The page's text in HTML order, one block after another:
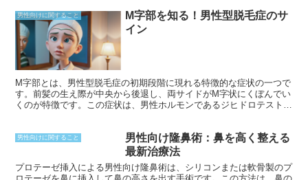
ャルは、年齢を重ねた肌の若返りや、ニキビや酒さなどさまざまな肌
の悩みの改善にも効果的です。
男性向けに関すること
M字部を知る！男性型脱毛症のサ
イン
M字部とは、男性型脱毛症の初期段階に現れる特徴的な症状の一つで
す。前髪の生え際が中央から後退し、両サイドがM字状にくぼんでい
くのが特徴です。この症状は、男性ホルモンであるジヒドロテストス
指標であり、早い段階で対策をとることが大切です。
男性向けに関すること
男性向け隆鼻術：鼻を高く整える
最新治療法
プロテーゼ挿入による男性向け隆鼻術は、シリコンまたは軟骨製のプ